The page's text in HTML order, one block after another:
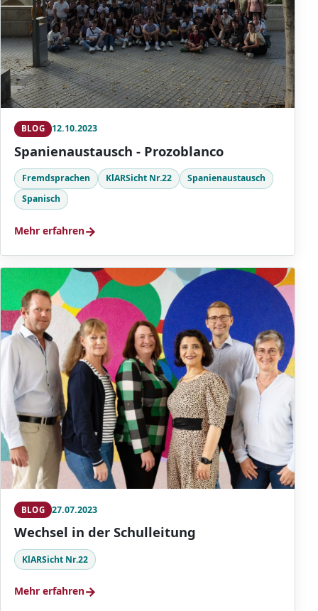
BLOG 12.10.2023
Spanienaustausch - Prozoblanco
Fremdsprachen KlARSicht Nr.22
Spanienaustausch
Spanisch
Mehr erfahren→
BLOG 27.07.2023
Wechsel in der Schulleitung
KlARSicht Nr.22
Mehr erfahren→